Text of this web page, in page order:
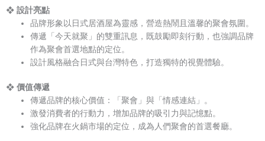
❖ 設計亮點
品牌形象以日式居酒屋為靈感，營造熱鬧且溫馨的聚會氛圍。
傳遞「今天就聚」的雙重訊息，既鼓勵即刻行動，也強調品牌
作為聚會首選地點的定位。
設計風格融合日式與台灣特色，打造獨特的視覺體驗。
❖ 價值傳遞
傳遞品牌的核心價值：「聚會」與「情感連結」。
激發消費者的行動力，增加品牌的吸引力與記憶點。
強化品牌在火鍋市場的定位，成為人們聚會的首選餐廳。